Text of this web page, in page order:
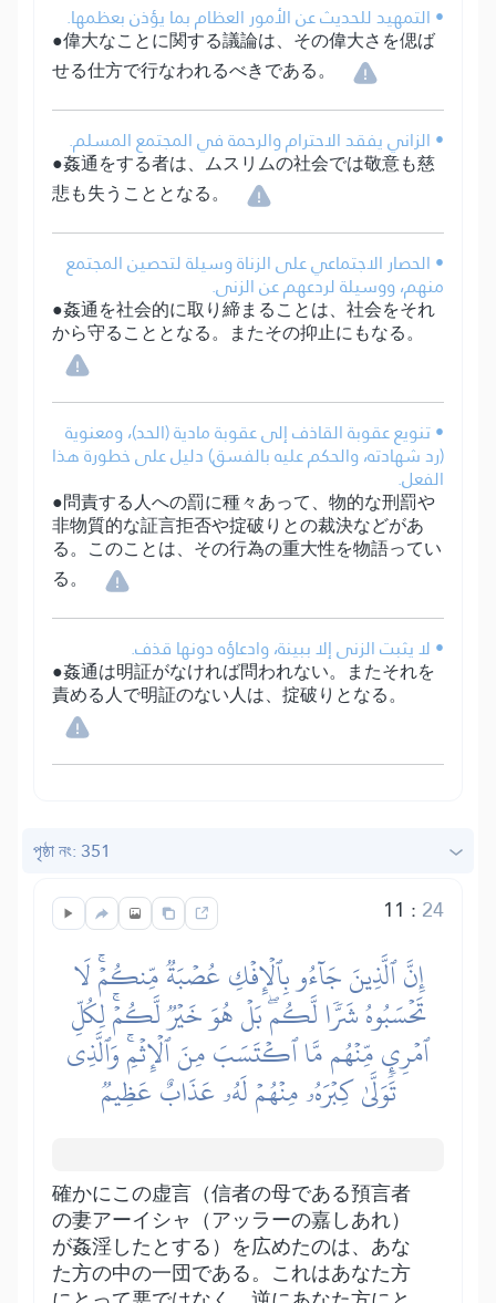
• التمهيد للحديث عن الأمور العظام بما يؤذن بعظمها.
●偉大なことに関する議論は、その偉大さを偲ば
せる仕方で行なわれるべきである。
• الزاني يفقد الاحترام والرحمة في المجتمع المسلم.
●姦通をする者は、ムスリムの社会では敬意も慈
悲も失うこととなる。
• الحصار الاجتماعي على الزناة وسيلة لتحصين المجتمع
منهم، ووسيلة لردعهم عن الزنى.
●姦通を社会的に取り締まることは、社会をそれ
から守ることとなる。またその抑止にもなる。
• تنويع عقوبة القاذف إلى عقوبة مادية (الحد)، ومعنوية
(رد شهادته، والحكم عليه بالفسق) دليل على خطورة هذا
الفعل.
●問責する人への罰に種々あって、物的な刑罰や
非物質的な証言拒否や掟破りとの裁決などがあ
る。このことは、その行為の重大性を物語ってい
る。
• لا يثبت الزنى إلا ببينة، وادعاؤه دونها قذف.
●姦通は明証がなければ問われない。またそれを
責める人で明証のない人は、掟破りとなる。
পৃষ্ঠা নং: 351
11 : 24
إِنَّ ٱلَّذِينَ جَآءُو بِٱلۡإِفۡكِ عُصۡبَةٞ مِّنكُمۡۚ لَا
تَحۡسَبُوهُ شَرّٗا لَّكُمۖ بَلۡ هُوَ خَيۡرٞ لَّكُمۡۚ لِكُلِّ
ٱمۡرِيٕٖ مِّنۡهُم مَّا ٱكۡتَسَبَ مِنَ ٱلۡإِثۡمِۚ وَٱلَّذِي
تَوَلَّىٰ كِبۡرَهُۥ مِنۡهُمۡ لَهُۥ عَذَابٌ عَظِيمٞ
確かにこの虚言（信者の母である預言者
の妻アーイシャ（アッラーの嘉しあれ）
が姦淫したとする）を広めたのは、あな
た方の中の一団である。これはあなた方